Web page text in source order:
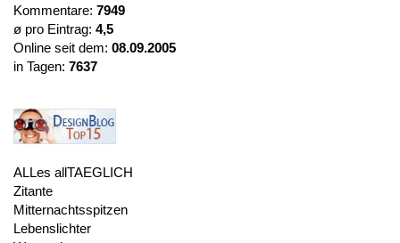
Kommentare: 7949
ø pro Eintrag: 4,5
Online seit dem: 08.09.2005
in Tagen: 7637
ALLes allTAEGLICH
Zitante
Mitternachtsspitzen
Lebenslichter